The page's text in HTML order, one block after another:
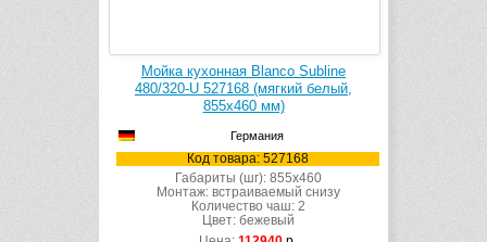
Мойка кухонная Blanco Subline
480/320-U 527168 (мягкий белый,
855х460 мм)
Германия
Код товара: 527168
Габариты (шг): 855x460
Монтаж: встраиваемый снизу
Количество чаш: 2
Цвет: бежевый